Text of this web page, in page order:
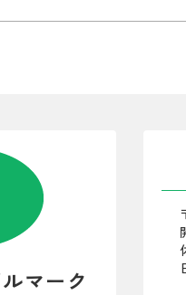
マーク